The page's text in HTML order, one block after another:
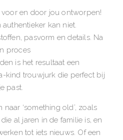
en door jou ontworpen!
authentieker kan niet.
pasvorm en details. Na
proces
is het resultaat een
kind trouwjurk die perfect bij
je past.
‘something old’, zoals
al jaren in de familie is, en
tot iets nieuws. Of een